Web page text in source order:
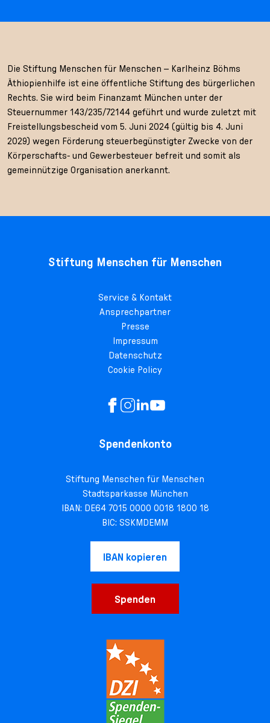
Die Stiftung Menschen für Menschen – Karlheinz Böhms
Äthiopienhilfe ist eine öffentliche Stiftung des bürgerlichen
Rechts. Sie wird beim Finanzamt München unter der
Steuernummer 143/235/72144 geführt und wurde zuletzt mit
Freistellungsbescheid vom 5. Juni 2024 (gültig bis 4. Juni
2029) wegen Förderung steuerbegünstigter Zwecke von der
Körperschafts- und Gewerbesteuer befreit und somit als
gemeinnützige Organisation anerkannt.
Stiftung Menschen für Menschen
Service & Kontakt
Ansprechpartner
Presse
Impressum
Datenschutz
Cookie Policy
Spendenkonto
Stiftung Menschen für Menschen
Stadtsparkasse München
IBAN: DE64 7015 0000 0018 1800 18
BIC: SSKMDEMM
IBAN kopieren
Spenden